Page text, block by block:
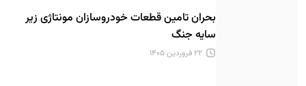
بحران تامین قطعات خودروسازان مونتاژی زیر
سایه جنگ
۲۲ فروردین ۱۴۰۵